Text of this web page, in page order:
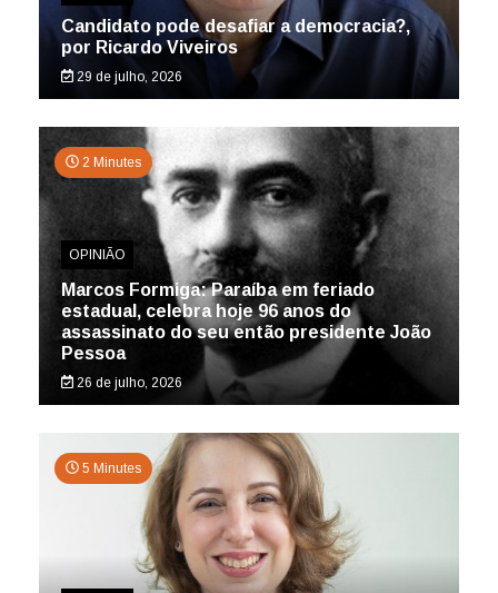
Candidato pode desafiar a democracia?,
por Ricardo Viveiros
29 de julho, 2026
2 Minutes
OPINIÃO
Marcos Formiga: Paraíba em feriado
estadual, celebra hoje 96 anos do
assassinato do seu então presidente João
Pessoa
26 de julho, 2026
5 Minutes